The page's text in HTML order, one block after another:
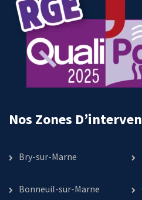
Nos Zones
Bry-sur-Marne
Bonneuil-sur-Marne